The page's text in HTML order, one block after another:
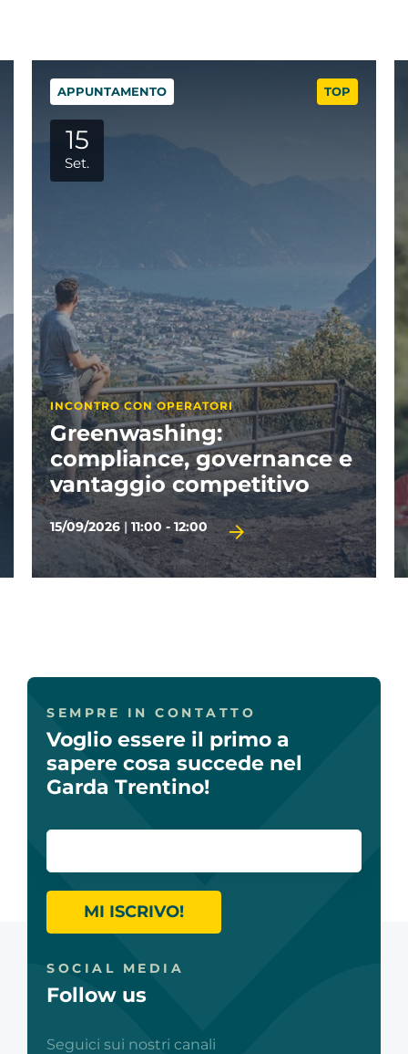
TOP
e
GARDA TRENTINO ACADEMY
La sostenibilità
turismo
06/10/2026|09:00 - 13:00
TERMINE D'ISCRIZIONE 01/10/2026
SEMPRE IN CONTATTO
Voglio essere il primo a
sapere cosa succede nel
Garda Trentino!
MI ISCRIVO!
SOCIAL MEDIA
Follow us
Seguici sui nostri canali